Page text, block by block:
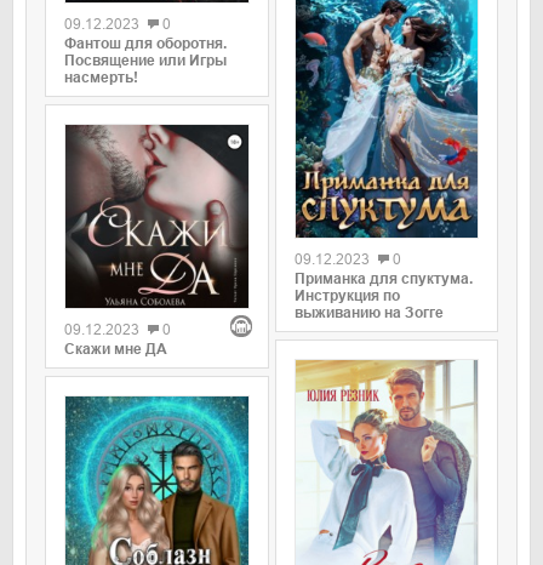
09.12.2023
0
Фантош для оборотня.
Посвящение или Игры
насмерть!
09.12.2023
0
Скажи мне ДА
09.12.2023
0
Приманка для спуктума.
Инструкция по
выживанию на Зогге